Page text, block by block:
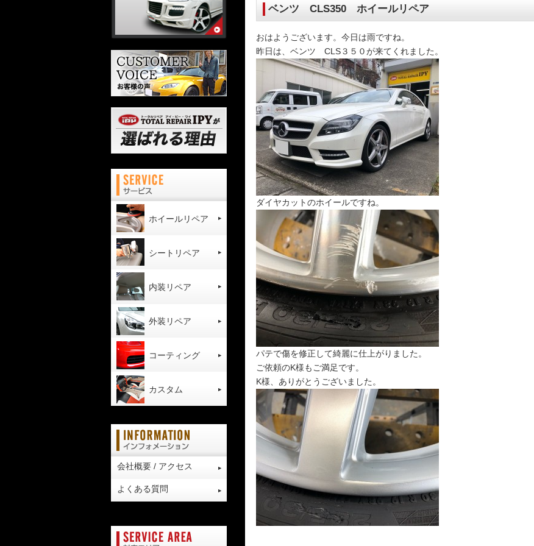
ベンツ CLS350 ホイールリペア
おはようございます。今日は雨ですね。
昨日は、ベンツ CLS３５０が来てくれました。
ダイヤカットのホイールですね。
パテで傷を修正して綺麗に仕上がりました。
ご依頼のK様もご満足です。
K様、ありがとうございました。
ホイールリペア
シートリペア
内装リペア
外装リペア
コーティング
カスタム
会社概要 / アクセス
よくある質問